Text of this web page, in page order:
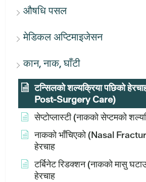
औषधि पसल
मेडिकल अप्टिमाइजेसन
कान, नाक, घाँटी
टन्सिलको शल्यक्रिया पछिको
Post-Surgery Care)
सेप्टोप्लास्टी (नाकको सेप्टमको
नाकको भाँचिएको (Nasal
हेरचाह
टर्बिनेट रिडक्शन (नाकको मासु
हेरचाह